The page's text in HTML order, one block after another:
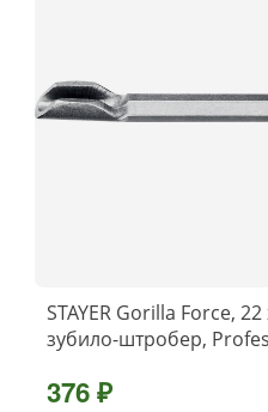
STAYER Gorilla Force,
зубило-штробер,
376 ₽